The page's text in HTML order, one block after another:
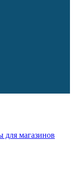
для магазинов